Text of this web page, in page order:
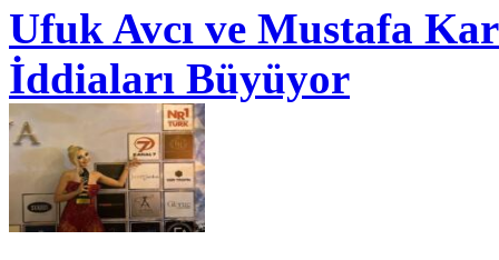
Ufuk Avcı ve Mustafa
İddiaları Büyüyor